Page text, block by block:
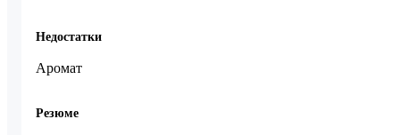
Недостатки
Аромат
Резюме